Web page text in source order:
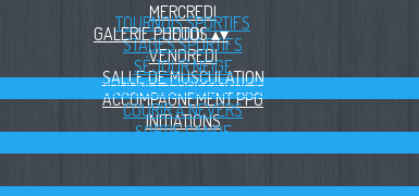
MERCREDI
JEUDI
VENDREDI
SALLE DE MUSCULATION
ACCOMPAGNEMENT PPG
INITIATIONS
TOURNOIS SPORTIFS
STAGES SPORTIFS
SÉJOUR NEIGE
JOURNÉE COHÉSION ISAT
COURIR A NEVERS
SORTIE CANOE
GALERIE PHOTOS▴▾